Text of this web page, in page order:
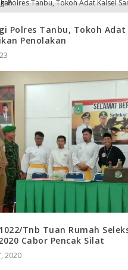
Polres Tanbu, Tokoh Adat
Penolakan
Tnb Tuan Rumah
Cabor Pencak Silat
2020